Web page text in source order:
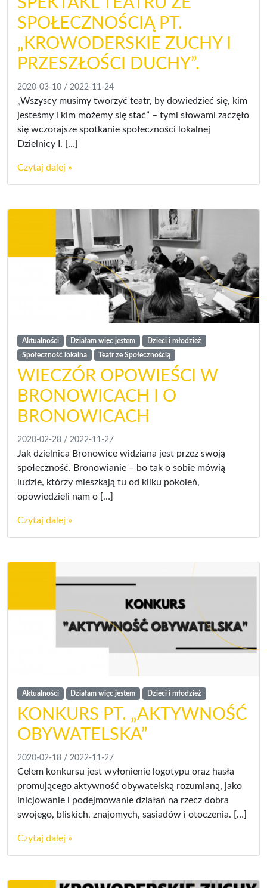
SPOŁECZNOŚCIĄ PT.
„KROWODERSKIE ZUCHY I
PRZESZŁOŚCI DUCHY”.
2020-03-10 / 2022-11-24
„Wszyscy musimy tworzyć teatr, by dowiedzieć się, kim
jesteśmy i kim możemy się stać” – tymi słowami zaczęło
się wczorajsze spotkanie społeczności lokalnej
Dzielnicy I. […]
Czytaj dalej »
Aktualności Działam więc jestem
Dzieci i młodzież
Społeczność lokalna
Teatr ze Społecznością
WIECZÓR OPOWIEŚCI W
BRONOWICACH I O
BRONOWICACH
2020-02-28 / 2022-11-27
Jak dzielnica Bronowice widziana jest przez swoją
społeczność. Bronowianie – bo tak o sobie mówią
ludzie, którzy mieszkają tu od kilku pokoleń,
opowiedzieli nam o […]
Czytaj dalej »
Aktualności Działam więc jestem Dzieci i młodzież
KONKURS PT. „AKTYWNOŚĆ
OBYWATELSKA”
2020-02-18 / 2022-11-27
Celem konkursu jest wyłonienie logotypu oraz hasła
promującego aktywność obywatelską rozumianą, jako
inicjowanie i podejmowanie działań na rzecz dobra
swojego, bliskich, znajomych, sąsiadów i otoczenia. […]
Czytaj dalej »